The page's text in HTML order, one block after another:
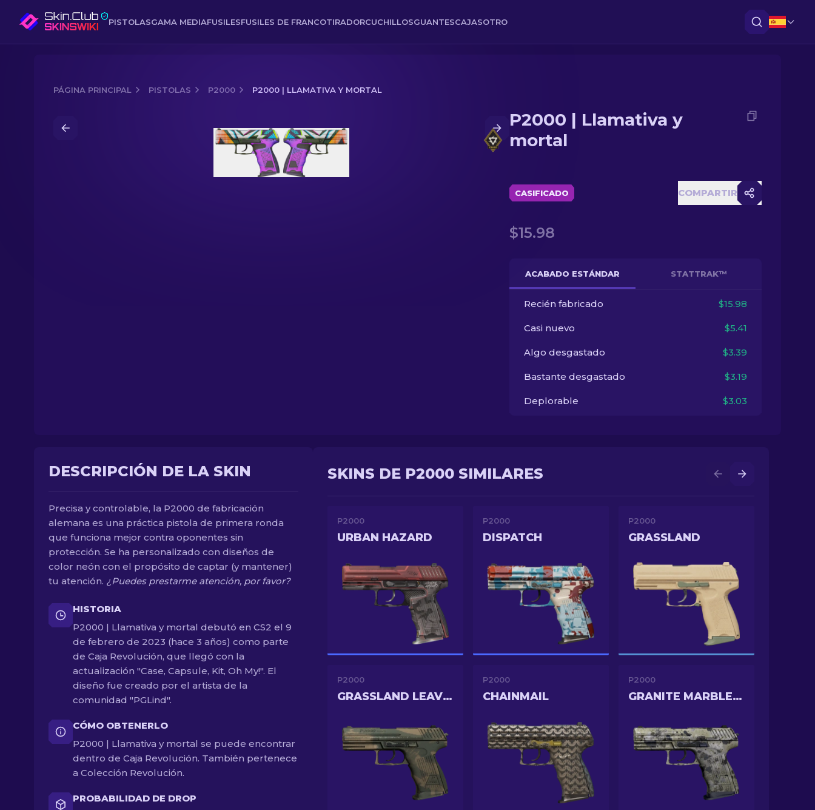
PISTOLASGAMA MEDIAFUSILESFUSILES DE FRANCOTIRADORCUCHILLOSGUANTESCAJASOTRO
PÁGINA PRINCIPAL PISTOLAS P2000 P2000 | LLAMATIVA Y MORTAL
P2000 | Llamativa y mortal
P2000 | Llamativa y
mortal
CASIFICADO COMPARTIR
$15.98
ACABADO ESTÁNDAR STATTRAK™
Recién fabricado $15.98
Casi nuevo $5.41
Algo desgastado $3.39
Bastante desgastado $3.19
Deplorable $3.03
DESCRIPCIÓN DE LA SKIN
Precisa y controlable, la P2000 de fabricación
alemana es una práctica pistola de primera ronda
que funciona mejor contra oponentes sin
protección. Se ha personalizado con diseños de
color neón con el propósito de captar (y mantener)
tu atención. ¿Puedes prestarme atención, por favor?
HISTORIA
P2000 | Llamativa y mortal debutó en CS2 el 9
de febrero de 2023 (hace 3 años) como parte
de Caja Revolución, que llegó con la
actualización "Case, Capsule, Kit, Oh My!". El
diseño fue creado por el artista de la
comunidad "PGLind".
CÓMO OBTENERLO
P2000 | Llamativa y mortal se puede encontrar
dentro de Caja Revolución. También pertenece
a Colección Revolución.
PROBABILIDAD DE DROP
SKINS DE P2000 SIMILARES
P2000
URBAN HAZARD
P2000
DISPATCH
P2000
GRASSLAND
P2000
GRASSLAND LEAVES
P2000
CHAINMAIL
P2000
GRANITE MARBLEIZED